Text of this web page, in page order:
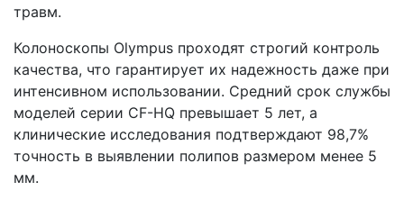
травм.
Колоноскопы Olympus проходят строгий контроль
качества, что гарантирует их надежность даже при
интенсивном использовании. Средний срок службы
моделей серии CF-HQ превышает 5 лет, а
клинические исследования подтверждают 98,7%
точность в выявлении полипов размером менее 5
мм.